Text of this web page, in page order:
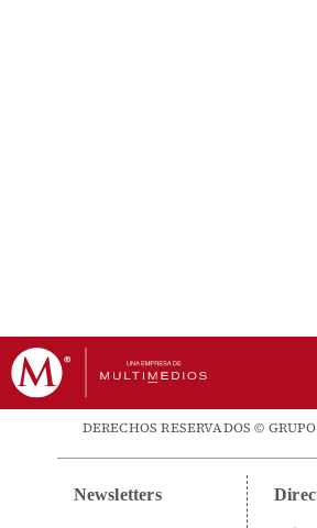
DERECHOS RESERVADOS ©
Newsletters